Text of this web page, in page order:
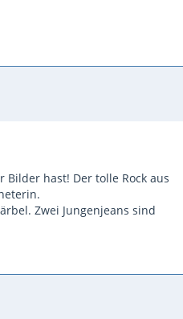
Bilder hast! Der tolle Rock aus
Zwei Jungenjeans sind